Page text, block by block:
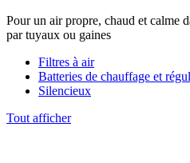
Pour un air propre, chaud et calme
par tuyaux ou gaines
Filtres à air
Batteries de chauffage et
Silencieux
Tout afficher